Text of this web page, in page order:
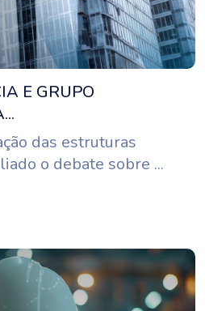
E GRUPO
das estruturas
o debate sobre ...